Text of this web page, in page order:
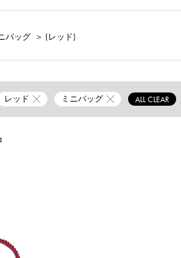
バッグ ＞ (レッド)
レッド ミニバッグ ALL CLEAR